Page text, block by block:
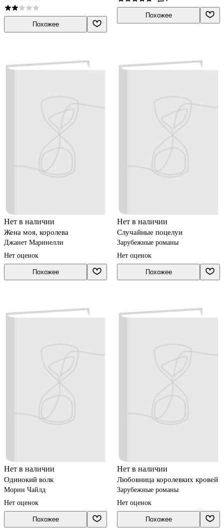
Похожее
Похожее
Нет в наличии
Жена моя, королева
Джанет Маринелли
Нет оценок
Похожее
Нет в наличии
Случайные поцелуи
Зарубежные романы
Нет оценок
Похожее
Нет в наличии
Одинокий волк
Морин Чайлд
Нет оценок
Похожее
Нет в наличии
Любовница королевких кровей
Зарубежные романы
Нет оценок
Похожее